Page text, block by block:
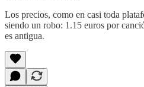
Los precios, como en casi toda
siendo un robo: 1.15 euros por
es antigua.